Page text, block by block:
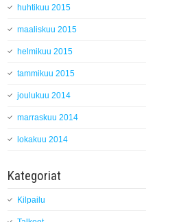
huhtikuu 2015
maaliskuu 2015
helmikuu 2015
tammikuu 2015
joulukuu 2014
marraskuu 2014
lokakuu 2014
Kategoriat
Kilpailu